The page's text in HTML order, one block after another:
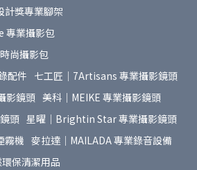
計獎專業腳架
專業攝影包
尚攝影包
配件 七工匠｜7Artisans 專業攝影鏡頭
影鏡頭 美科｜MEIKE 專業攝影鏡頭
頭 星曜｜Brightin Star 專業攝影鏡頭
霧機 麥拉達｜MAILADA 專業錄音設備
保清潔用品